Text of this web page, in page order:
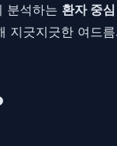
분석하는 환자 중
긋지긋한 여드